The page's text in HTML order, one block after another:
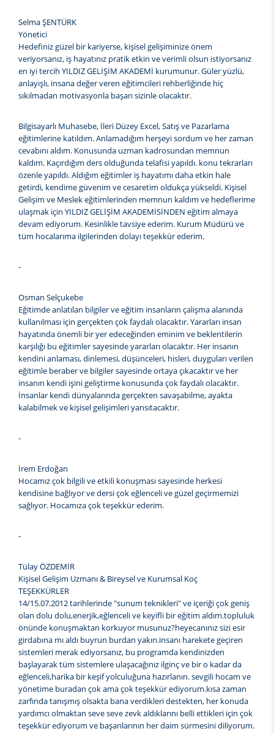
Selma ŞENTÜRK
Yönetici
Hedefiniz güzel bir kariyerse, kişisel gelişiminize önem
veriyorsanız, iş hayatınız pratik etkin ve verimli olsun istiyorsanız
en iyi tercih YILDIZ GELİŞİM AKADEMİ kurumunur. Güler yüzlü,
anlayışlı, insana değer veren eğitimcileri rehberliğinde hiç
sıkılmadan motivasyonla başarı sizinle olacaktır.
Bilgisayarlı Muhasebe, İleri Düzey Excel, Satış ve Pazarlama
eğitimlerine katıldım. Anlamadığım herşeyi sordum ve her zaman
cevabını aldım. Konusunda uzman kadrosundan memnun
kaldım. Kaçırdığım ders olduğunda telafisi yapıldı. konu tekrarları
özenle yapıldı. Aldığım eğitimler iş hayatımı daha etkin hale
getirdi, kendime güvenim ve cesaretim oldukça yükseldi. Kişisel
Gelişim ve Meslek eğitimlerinden memnun kaldım ve hedeflerime
ulaşmak için YILDIZ GELİŞİM AKADEMİSİNDEN eğitim almaya
devam ediyorum. Kesinlikle tavsiye ederim. Kurum Müdürü ve
tüm hocalarıma ilgilerinden dolayı teşekkür ederim.
-
Osman Selçukebe
Eğitimde anlatılan bilgiler ve eğitim insanların çalışma alanında
kullanılması için gerçekten çok faydalı olacaktır. Yararları insan
hayatında önemli bir yer edeceğinden eminim ve beklentilerin
karşılığı bu eğitimler sayesinde yararları olacaktır. Her insanın
kendini anlaması, dinlemesi, düşünceleri, hisleri, duyguları verilen
eğitimle beraber ve bilgiler sayesinde ortaya çıkacaktır ve her
insanın kendi işini geliştirme konusunda çok faydalı olacaktır.
İnsanlar kendi dünyalarında gerçekten savaşabilme, ayakta
kalabilmek ve kişisel gelişimleri yansıtacaktır.
-
İrem Erdoğan
Hocamız çok bilgili ve etkili konuşması sayesinde herkesi
kendisine bağlıyor ve dersi çok eğlenceli ve güzel geçirmemizi
sağlıyor. Hocamıza çok teşekkür ederim.
-
Tülay ÖZDEMİR
Kişisel Gelişim Uzmanı & Bireysel ve Kurumsal Koç
TEŞEKKÜRLER
14/15.07.2012 tarihlerinde "sunum teknikleri" ve içeriği çok geniş
olan dolu dolu,enerjik,eğlenceli ve keyifli bir eğitim aldım.topluluk
önünde konuşmaktan korkuyor musunuz?heyecanınız sizi esir
girdabına mı aldı buyrun burdan yakın.insanı harekete geçiren
sistemleri merak ediyorsanız, bu programda kendinizden
başlayarak tüm sistemlere ulaşacağınız ilginç ve bir o kadar da
eğlenceli,harika bir keşif yolculuğuna hazırlanın. sevgili hocam ve
yönetime buradan çok ama çok teşekkür ediyorum.kısa zaman
zarfında tanışmış olsakta bana verdikleri destekten, her konuda
yardımcı olmaktan seve seve zevk aldıklarını belli ettikleri için çok
teşekkür ediyorum ve başarılarının her daim sürmesini diliyorum.